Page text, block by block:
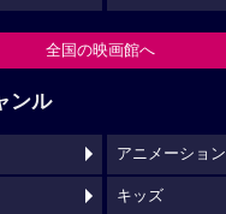
全国の映画館へ
ンル
アニメーション
キッズ